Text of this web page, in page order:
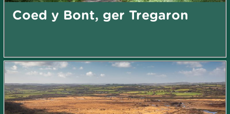
Coed y Bont, ger Tregaron